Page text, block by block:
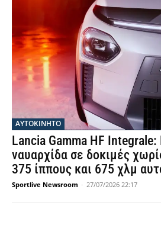
ΑΥΤΟΚΙΝΗΤΟ
Lancia Gamma HF
ναυαρχίδα σε δοκιμές
375 ίππους και 675 χλμ
Sportlive Newsroom - 27/07/2026 22:17